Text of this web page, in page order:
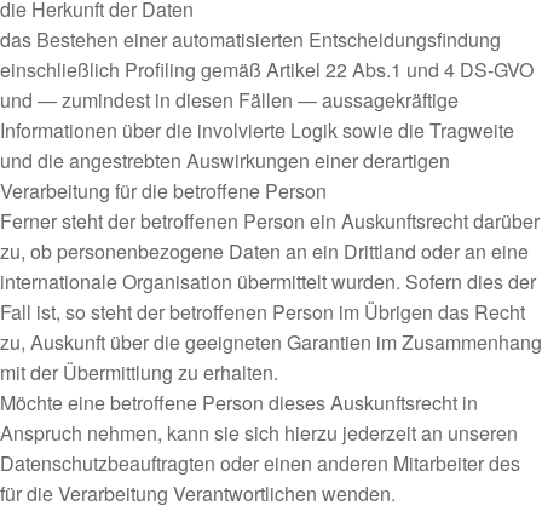
die Herkunft der Daten
das Bestehen einer automatisierten Entscheidungsfindung
einschließlich Profiling gemäß Artikel 22 Abs.1 und 4 DS-GVO
und — zumindest in diesen Fällen — aussagekräftige
Informationen über die involvierte Logik sowie die Tragweite
und die angestrebten Auswirkungen einer derartigen
Verarbeitung für die betroffene Person
Ferner steht der betroffenen Person ein Auskunftsrecht darüber
zu, ob personenbezogene Daten an ein Drittland oder an eine
internationale Organisation übermittelt wurden. Sofern dies der
Fall ist, so steht der betroffenen Person im Übrigen das Recht
zu, Auskunft über die geeigneten Garantien im Zusammenhang
mit der Übermittlung zu erhalten.
Möchte eine betroffene Person dieses Auskunftsrecht in
Anspruch nehmen, kann sie sich hierzu jederzeit an unseren
Datenschutzbeauftragten oder einen anderen Mitarbeiter des
für die Verarbeitung Verantwortlichen wenden.